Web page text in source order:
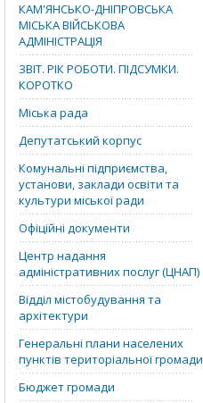
КАМ'ЯНСЬКО-ДНІПРОВСЬКА
МІСЬКА ВІЙСЬКОВА
АДМІНІСТРАЦІЯ
ЗВІТ. РІК РОБОТИ. ПІДСУМКИ.
КОРОТКО
Міська рада
Депутатський корпус
Комунальні підприємства,
установи, заклади освіти та
культури міської ради
Офіційні документи
Центр надання
адміністративних послуг (ЦНАП)
Відділ містобудування та
архітектури
Генеральні плани населених
пунктів територіальної громади
Бюджет громади